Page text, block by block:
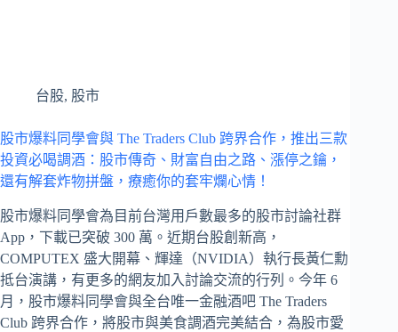
台股, 股市
股市爆料同學會與 The Traders Club 跨界合作，推出三款
投資必喝調酒：股市傳奇、財富自由之路、漲停之鑰，
還有解套炸物拼盤，療癒你的套牢爛心情！
股市爆料同學會為目前台灣用戶數最多的股市討論社群
App，下載已突破 300 萬。近期台股創新高，
COMPUTEX 盛大開幕、輝達（NVIDIA）執行長黃仁勳
抵台演講，有更多的網友加入討論交流的行列。今年 6
月，股市爆料同學會與全台唯一金融酒吧 The Traders
Club 跨界合作，將股市與美食調酒完美結合，為股市愛